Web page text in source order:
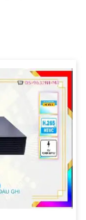
ngôi nhà, văn phòng
lắp Camera Hikvision của
thể phủ nhận!
hiệu nổi tiếng với chất
thông minh vượt trội. ✪
kinh nghiệm, nhiệt tình
ra nhanh chóng và hiệu
bạn một cách an toàn và
giá chi tiết:
[Điền số điện thoại liên
của bạn ngay hôm
của bạn!
chúng tôi!
được nhiều tính năng.